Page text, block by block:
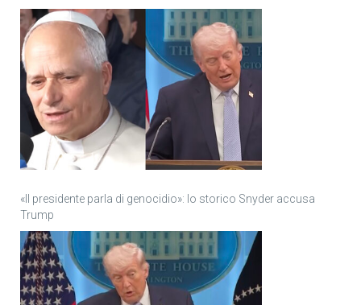
«Il presidente parla di genocidio»: lo storico Snyder accusa
Trump